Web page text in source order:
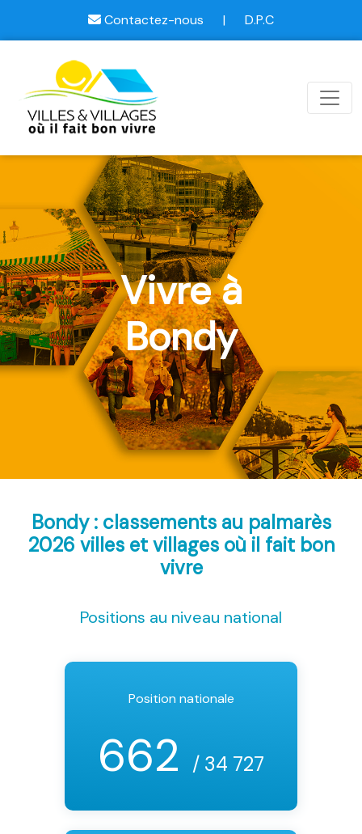
Contactez-nous | D.P.C
Vivre à
Bondy
Bondy : classements au palmarès
2026 villes et villages où il fait bon
vivre
Positions au niveau national
Position nationale
662 / 34 727